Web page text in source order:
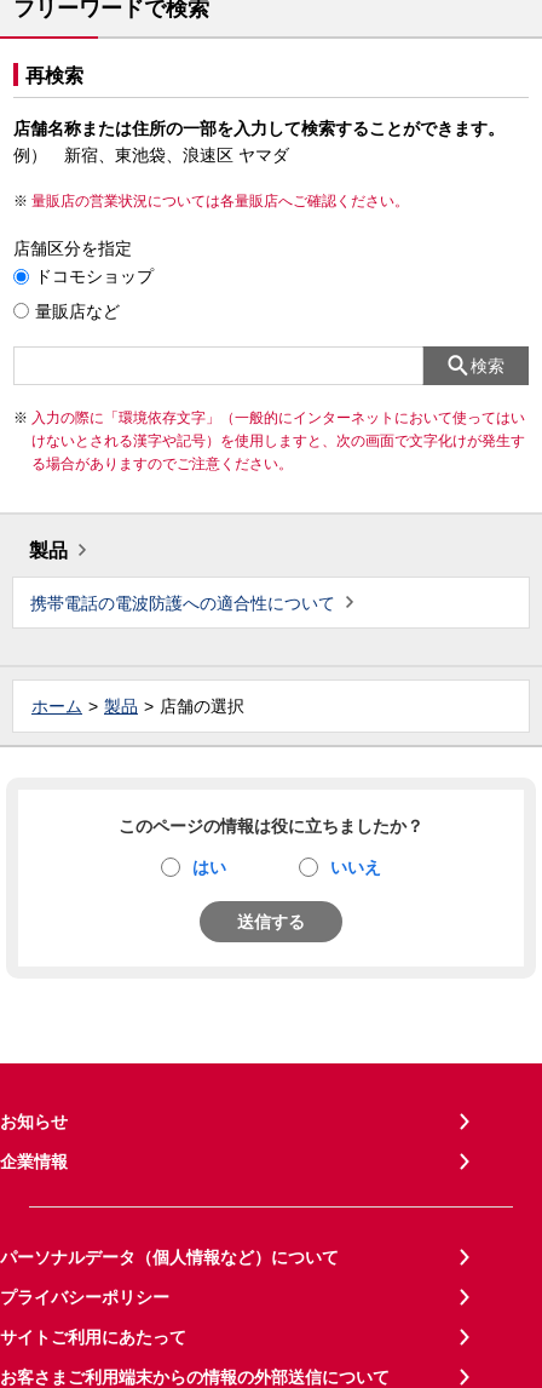
フリーワードで検索
再検索
店舗名称または住所の一部を入力して検索することができます。
例） 新宿、東池袋、浪速区 ヤマダ
量販店の営業状況については各量販店へご確認ください。
店舗区分を指定
ドコモショップ
量販店など
検索
入力の際に「環境依存文字」（一般的にインターネットにおいて使ってはい
けないとされる漢字や記号）を使用しますと、次の画面で文字化けが発生す
る場合がありますのでご注意ください。
製品
携帯電話の電波防護への適合性について
ホーム 製品 店舗の選択
このページの情報は役に立ちましたか？
はい いいえ
送信する
お知らせ
企業情報
パーソナルデータ（個人情報など）について
プライバシーポリシー
サイトご利用にあたって
お客さまご利用端末からの情報の外部送信について